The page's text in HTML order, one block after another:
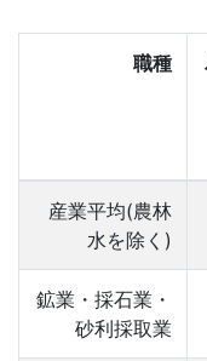
職種
産業平均(農林
水を除く)
鉱業・採石業・
砂利採取業